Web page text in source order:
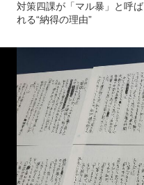
対策四課が「マル暴」と呼ば
れる“納得の理由”